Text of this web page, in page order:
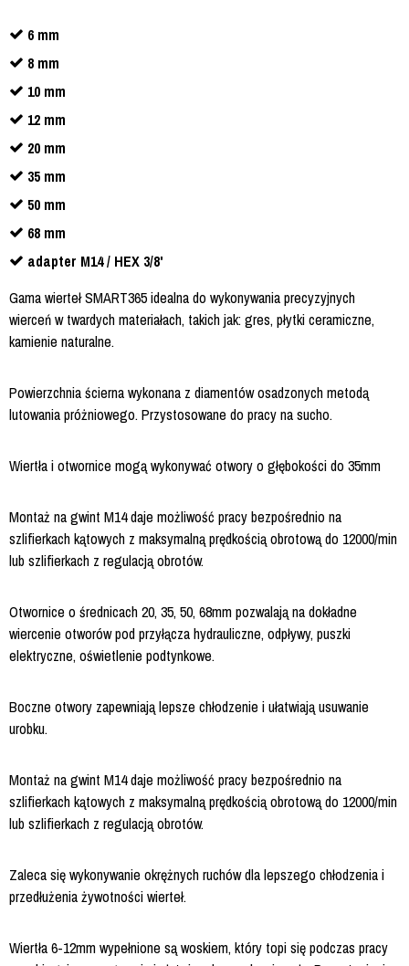
6 mm
8 mm
10 mm
12 mm
20 mm
35 mm
50 mm
68 mm
adapter M14 / HEX 3/8'
Gama wierteł SMART365 idealna do wykonywania precyzyjnych
wierceń w twardych materiałach, takich jak: gres, płytki ceramiczne,
kamienie naturalne.
Powierzchnia ścierna wykonana z diamentów osadzonych metodą
lutowania próżniowego. Przystosowane do pracy na sucho.
Wiertła i otwornice mogą wykonywać otwory o głębokości do 35mm
Montaż na gwint M14 daje możliwość pracy bezpośrednio na
szlifierkach kątowych z maksymalną prędkością obrotową do 12000/min
lub szlifierkach z regulacją obrotów.
Otwornice o średnicach 20, 35, 50, 68mm pozwalają na dokładne
wiercenie otworów pod przyłącza hydrauliczne, odpływy, puszki
elektryczne, oświetlenie podtynkowe.
Boczne otwory zapewniają lepsze chłodzenie i ułatwiają usuwanie
urobku.
Montaż na gwint M14 daje możliwość pracy bezpośrednio na
szlifierkach kątowych z maksymalną prędkością obrotową do 12000/min
lub szlifierkach z regulacją obrotów.
Zaleca się wykonywanie okrężnych ruchów dla lepszego chłodzenia i
przedłużenia żywotności wierteł.
Wiertła 6-12mm wypełnione są woskiem, który topi się podczas pracy